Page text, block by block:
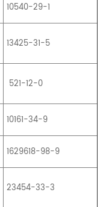
10540-29-1
13425-31-5
521-12-0
10161-34-9
1629618-98-9
23454-33-3